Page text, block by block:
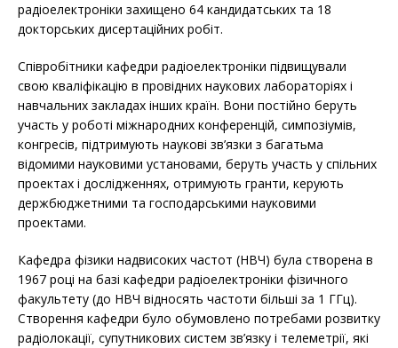
радіоелектроніки захищено 64 кандидатських та 18
докторських дисертаційних робіт.
Співробітники кафедри радіоелектроніки підвищували
свою кваліфікацію в провідних наукових лабораторіях і
навчальних закладах інших країн. Вони постійно беруть
участь у роботі міжнародних конференцій, симпозіумів,
конгресів, підтримують наукові зв’язки з багатьма
відомими науковими установами, беруть участь у спільних
проектах і дослідженнях, отримують гранти, керують
держбюджетними та господарськими науковими
проектами.
Кафедра фізики надвисоких частот (НВЧ) була створена в
1967 році на базі кафедри радіоелектроніки фізичного
факультету (до НВЧ відносять частоти більші за 1 ГГц).
Створення кафедри було обумовлено потребами розвитку
радіолокації, супутникових систем зв’язку і телеметрії, які